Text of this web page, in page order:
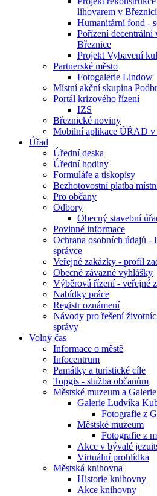
lihovarem v Březnici
Humanitární fond -
Pořízení decentrální
Březnice
Projekt Vybavení
Partnerské město
Fotogalerie Lindow
Místní akční skupina
Portál krizového řízení
IZS
Březnické noviny
Mobilní aplikace ÚŘAD
Úřad
Úřední deska
Úřední hodiny
Formuláře a tiskopisy
Bezhotovostní platba
Pro občany
Odbory
Obecný stavební
Povinné informace
Ochrana osobních údajů -
správce
Veřejné zakázky - profil
Obecně závazné vyhlášky
Výběrová řízení - veřejné
Nabídky práce
Registr oznámení
Návody pro řešení
správy
Volný čas
Informace o městě
Infocentrum
Památky a turistické cíle
Topgis - služba občanům
Městské muzeum a
Galerie Ludvíka
Fotografie z
Městské muzeum
Fotografie z
Akce v bývalé
Virtuální prohlídka
Městská knihovna
Historie knihovny
Akce knihovny